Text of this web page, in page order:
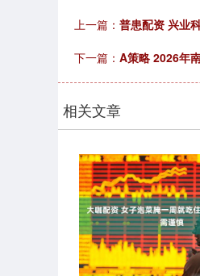
上一篇： 普患配资 兴业
下一篇： A策略 2026年
相关文章